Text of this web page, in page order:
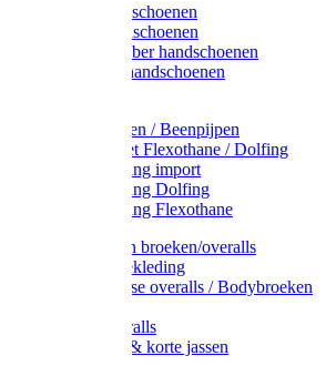
Latex handschoenen
Leren handschoenen
PVC / Rubber handschoenen
Katoenen handschoenen
Plukmouwen / Beenpijpen
Reparatieset Flexothane / Dolfing
Regenkleding import
Regenkleding Dolfing
Regenkleding Flexothane
Toebehoren broeken/overalls
Signalisatiekleding
Amerikaanse overalls / Bodybroeken
Kinderoveralls
Stofjassen & korte jassen